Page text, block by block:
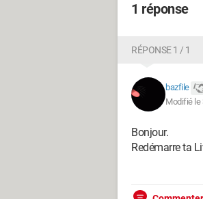
1 réponse
RÉPONSE 1 / 1
bazfile
Modifié le
Bonjour.
Redémarre ta